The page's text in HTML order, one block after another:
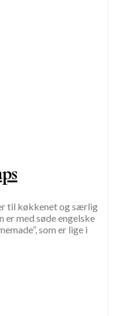
til køkkenet og særlig
er med søde engelske
som er lige i